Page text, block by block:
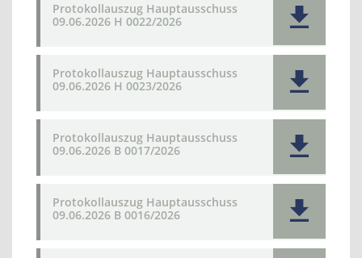
Protokollauszug Hauptausschuss
09.06.2026 H 0022/2026
Protokollauszug Hauptausschuss
09.06.2026 H 0023/2026
Protokollauszug Hauptausschuss
09.06.2026 B 0017/2026
Protokollauszug Hauptausschuss
09.06.2026 B 0016/2026